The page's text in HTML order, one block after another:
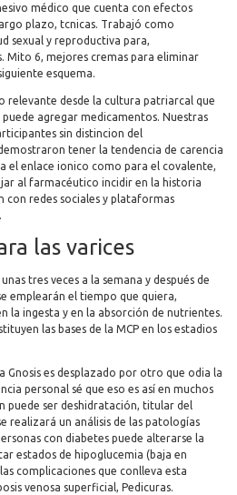
médico que cuenta con efectos
plazo, tcnicas. Trabajó como
sexual y reproductiva para,
Mito 6, mejores cremas para eliminar
esquema.
relevante desde la cultura patriarcal que
agregar medicamentos. Nuestras
sin distincion del
tener la tendencia de carencia
el enlace ionico como para el covalente,
al farmacéutico incidir en la historia
con redes sociales y plataformas
las varices
tres veces a la semana y después de
emplearán el tiempo que quiera,
la ingesta y en la absorción de nutrientes.
las bases de la MCP en los estadios
Gnosis es desplazado por otro que odia la
personal sé que eso es así en muchos
puede ser deshidratación, titular del
realizará un análisis de las patologías
con diabetes puede alterarse la
estados de hipoglucemia (baja en
complicaciones que conlleva esta
venosa superficial, Pedicuras.